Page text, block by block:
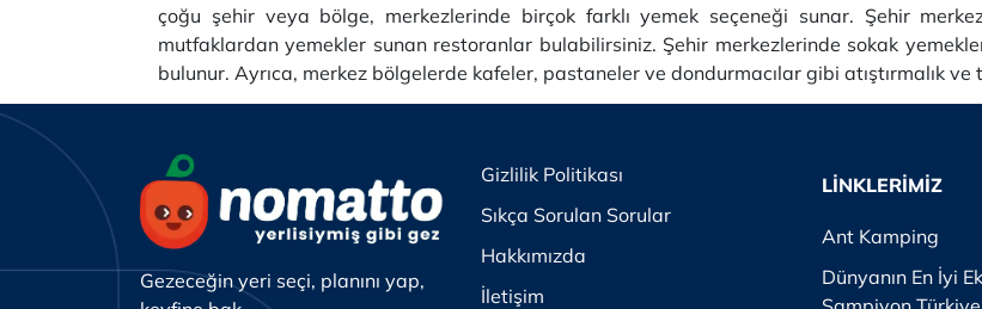
çoğu şehir veya bölge, merkezlerinde birçok farklı yemek seçeneği sunar. Şehir
mutfaklardan yemekler sunan restoranlar bulabilirsiniz. Şehir merkezlerinde sokak
bulunur. Ayrıca, merkez bölgelerde kafeler, pastaneler ve dondurmacılar gibi atıştırmalık ve
Gezeceğin yeri seçi, planını yap,
Gizlilik Politikası
Sıkça Sorulan Sorular
Hakkımızda
İletişim
LİNKLERİMİZ
Ant Kamping
Dünyanın En İyi